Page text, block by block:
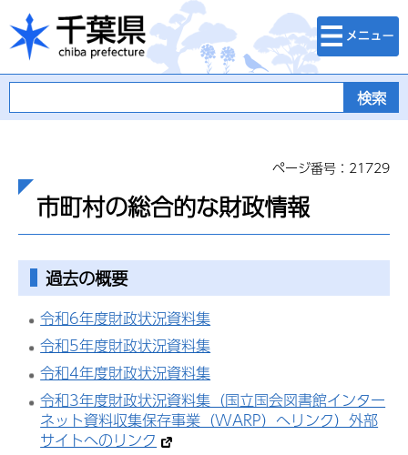
千葉県
検索・メニュ
ー
ページ番号：21729
市町村の総合的な財政情報
過去の概要
令和6年度財政状況資料集
令和5年度財政状況資料集
令和4年度財政状況資料集
令和3年度財政状況資料集（国立国会図書館インター
ネット資料収集保存事業（WARP）へリンク）外部
サイトへのリンク